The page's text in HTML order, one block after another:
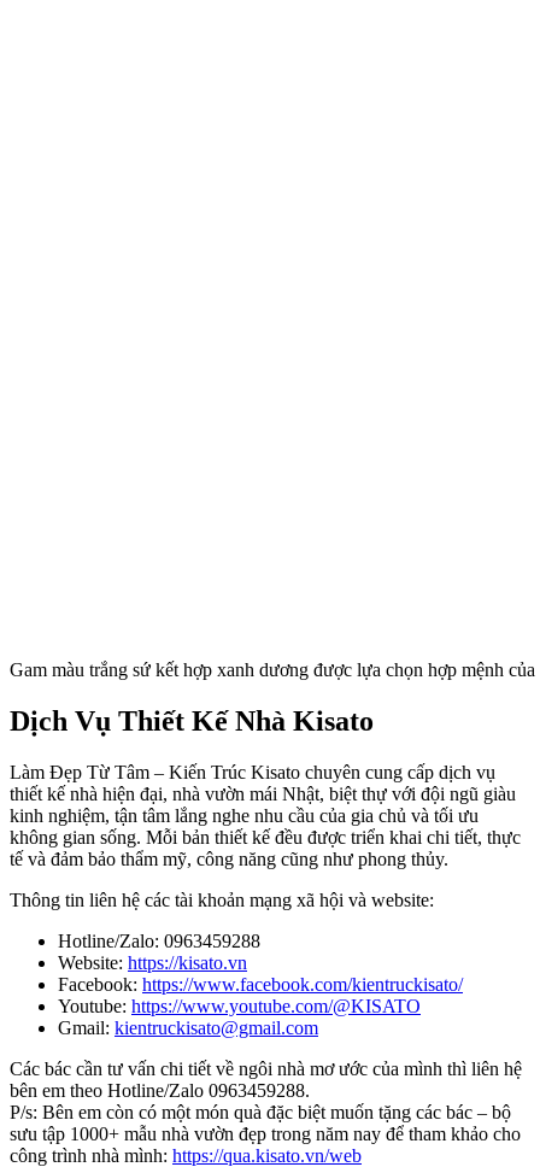
Gam màu trắng sứ kết hợp xanh dương được lựa chọn hợp mệnh
Dịch Vụ Thiết Kế Nhà Kisato
Làm Đẹp Từ Tâm – Kiến Trúc Kisato chuyên cung cấp dịch vụ
thiết kế nhà hiện đại, nhà vườn mái Nhật, biệt thự với đội ngũ giàu
kinh nghiệm, tận tâm lắng nghe nhu cầu của gia chủ và tối ưu
không gian sống. Mỗi bản thiết kế đều được triển khai chi tiết, thực
tế và đảm bảo thẩm mỹ, công năng cũng như phong thủy.
Thông tin liên hệ các tài khoản mạng xã hội và website:
Hotline/Zalo: 0963459288
Website: https://kisato.vn
Facebook: https://www.facebook.com/kientruckisato/
Youtube: https://www.youtube.com/@KISATO
Gmail: kientruckisato@gmail.com
Các bác cần tư vấn chi tiết về ngôi nhà mơ ước của mình thì liên hệ
bên em theo Hotline/Zalo 0963459288.
P/s: Bên em còn có một món quà đặc biệt muốn tặng các bác – bộ
sưu tập 1000+ mẫu nhà vườn đẹp trong năm nay để tham khảo cho
công trình nhà mình: https://qua.kisato.vn/web